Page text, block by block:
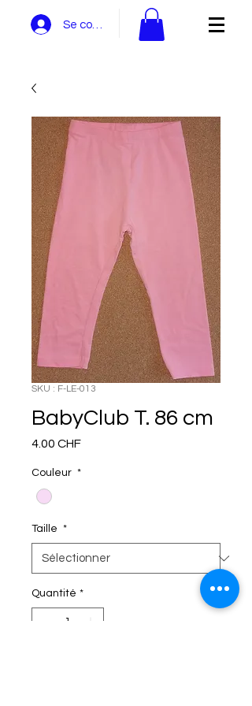
Se connecter
SKU : F-LE-013
BabyClub T. 86 cm
4.00 CHFPrix
Couleur *
Taille *
Quantité *